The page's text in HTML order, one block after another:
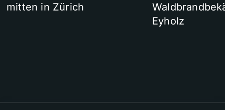
mitten in Zürich
Eyholz